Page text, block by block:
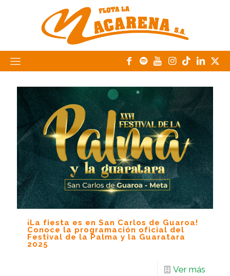
¡La fiesta es en San Carlos de Guaroa!
Conoce la programación oficial del
Festival de la Palma y la Guaratara
2025
Ver más